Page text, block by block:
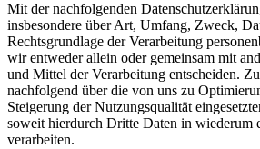
Mit der nachfolgenden
insbesondere über Art, Umfang, Zweck,
Rechtsgrundlage der Verarbeitung
wir entweder allein oder gemeinsam mit
und Mittel der Verarbeitung entscheiden.
nachfolgend über die von uns zu
Steigerung der Nutzungsqualität
soweit hierdurch Dritte Daten in wiederum
verarbeiten.